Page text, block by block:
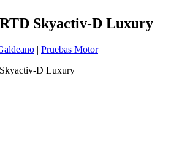
Skyactiv-D Luxury
| Pruebas Motor